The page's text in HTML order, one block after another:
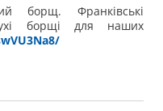
борщ. Франківські
борщі для наших